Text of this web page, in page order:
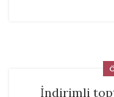
İndirimli